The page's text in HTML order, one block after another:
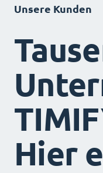
Unsere Kunden
Hier